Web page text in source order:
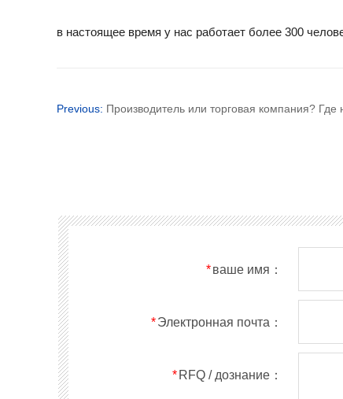
в настоящее время у нас работает более 300
Previous: Производитель или торговая компания? Где
*ваше имя：
*Электронная почта：
* RFQ / дознание：